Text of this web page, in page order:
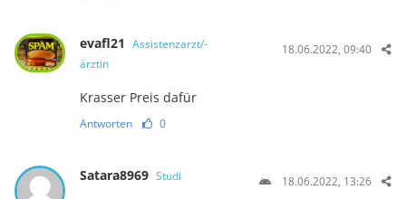
evafl21 Assistenzarzt/-
ärztin
18.06.2022, 09:40
Krasser Preis dafür
Antworten 0
Satara8969 Studi 18.06.2022, 13:26